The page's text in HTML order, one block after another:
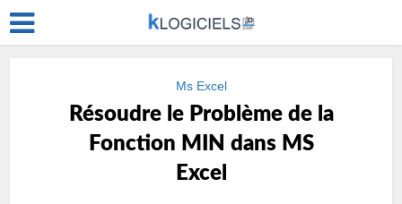
Ms Excel
Résoudre le Problème de la
Fonction MIN dans MS
Excel